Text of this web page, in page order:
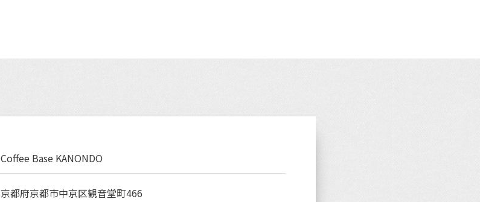
Coffee Base KANONDO
京都府京都市中京区観音堂町466